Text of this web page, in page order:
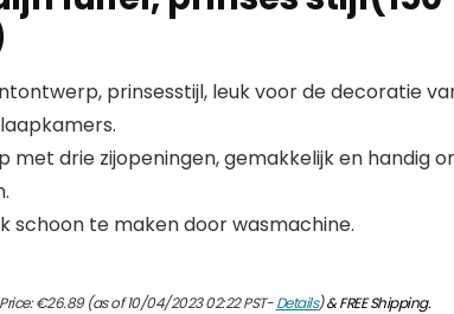
prinsesstijl, leuk voor de decoratie
met drie zijopeningen, gemakkelijk en handig
schoon te maken door wasmachine.
€26.89(as of 10/04/2023 02:22 PST-Details)&FREE Shipping.